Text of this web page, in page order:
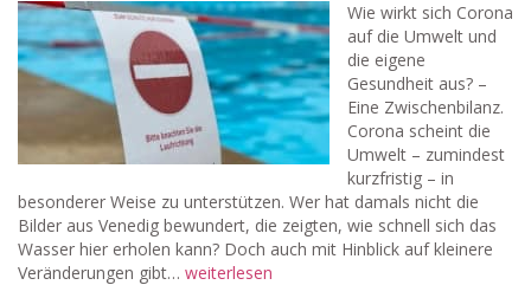
Wie wirkt sich Corona
auf die Umwelt und
die eigene
Gesundheit aus? –
Eine Zwischenbilanz.
Corona scheint die
Umwelt – zumindest
kurzfristig – in
besonderer Weise zu unterstützen. Wer hat damals nicht die
Bilder aus Venedig bewundert, die zeigten, wie schnell sich das
Wasser hier erholen kann? Doch auch mit Hinblick auf kleinere
Veränderungen gibt… weiterlesen